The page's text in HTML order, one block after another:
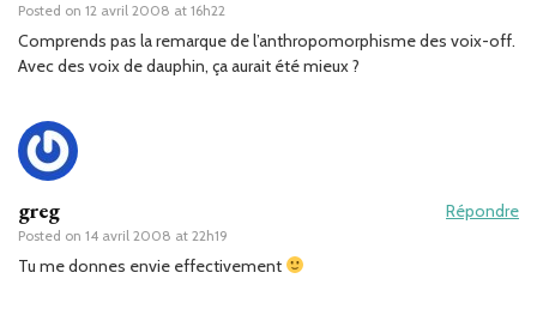
Posted on 12 avril 2008 at 16h22
Comprends pas la remarque de l’anthropomorphisme des voix-off.
Avec des voix de dauphin, ça aurait été mieux ?
greg
Posted on 14 avril 2008 at 22h19
Répondre
Tu me donnes envie effectivement